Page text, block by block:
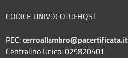
CODICE UNIVOCO: UFHQST
PEC:cerroallambro@pacertificata.it
Centralino Unico: 029820401